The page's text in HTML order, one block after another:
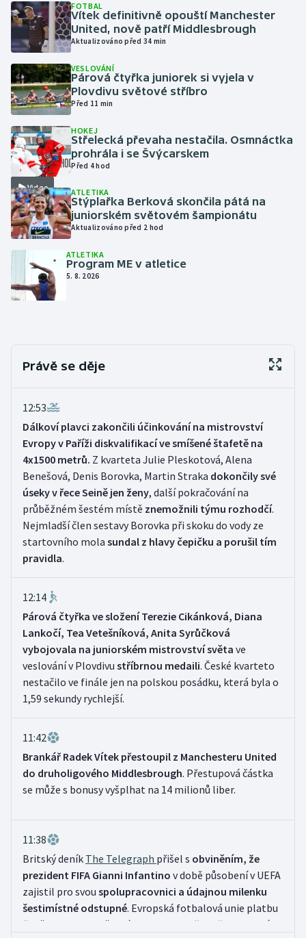
Golf
Gymnastika
Házená
Jezdectví
Judo
Krasobruslení
Lezení
Lyže a snowboard
Moderní pětiboj
Plavání
Plážový volejbal
Ragby
Rychlobruslení
Rychlostní kanoistika
Sportovní střelba
Stolní tenis
Triatlon
Veslování
Vodní slalom
Volejbal
FOTBAL
Vítek definitivně opouští Manchester
United, nově patří Middlesbrough
Aktualizováno před 34 min
VESLOVÁNÍ
Párová čtyřka juniorek si vyjela v
Plovdivu světové stříbro
Před 11 min
Video
HOKEJ
Střelecká převaha nestačila. Osmnáctka
prohrála i se Švýcarskem
Před 4 hod
ATLETIKA
Stýplařka Berková skončila pátá na
juniorském světovém šampionátu
Aktualizováno před 2 hod
ATLETIKA
Program ME v atletice
5. 8. 2026
Právě se děje
12:53
Dálkoví plavci zakončili účinkování na mistrovství
Evropy v Paříži diskvalifikací ve smíšené štafetě na
4x1500 metrů. Z kvarteta Julie Pleskotová, Alena
Benešová, Denis Borovka, Martin Straka dokončily své
úseky v řece Seině jen ženy, další pokračování na
průběžném šestém místě znemožnili týmu rozhodčí.
Nejmladší člen sestavy Borovka při skoku do vody ze
startovního mola sundal z hlavy čepičku a porušil tím
pravidla.
12:14
Párová čtyřka ve složení Terezie Cikánková, Diana
Lankočí, Tea Vetešníková, Anita Syrůčková
vybojovala na juniorském mistrovství světa ve
veslování v Plovdivu stříbrnou medaili. České kvarteto
nestačilo ve finále jen na polskou posádku, která byla o
1,59 sekundy rychlejší.
11:42
Brankář Radek Vítek přestoupil z Manchesteru United
do druholigového Middlesbrough. Přestupová částka
se může s bonusy vyšplhat na 14 milionů liber.
11:38
Britský deník The Telegraph přišel s obviněním, že
prezident FIFA Gianni Infantino v době působení v UEFA
zajistil pro svou spolupracovnici a údajnou milenku
šestimístné odstupné. Evropská fotbalová unie platbu
ženě potvrdila, světová federace popřela, že by se její